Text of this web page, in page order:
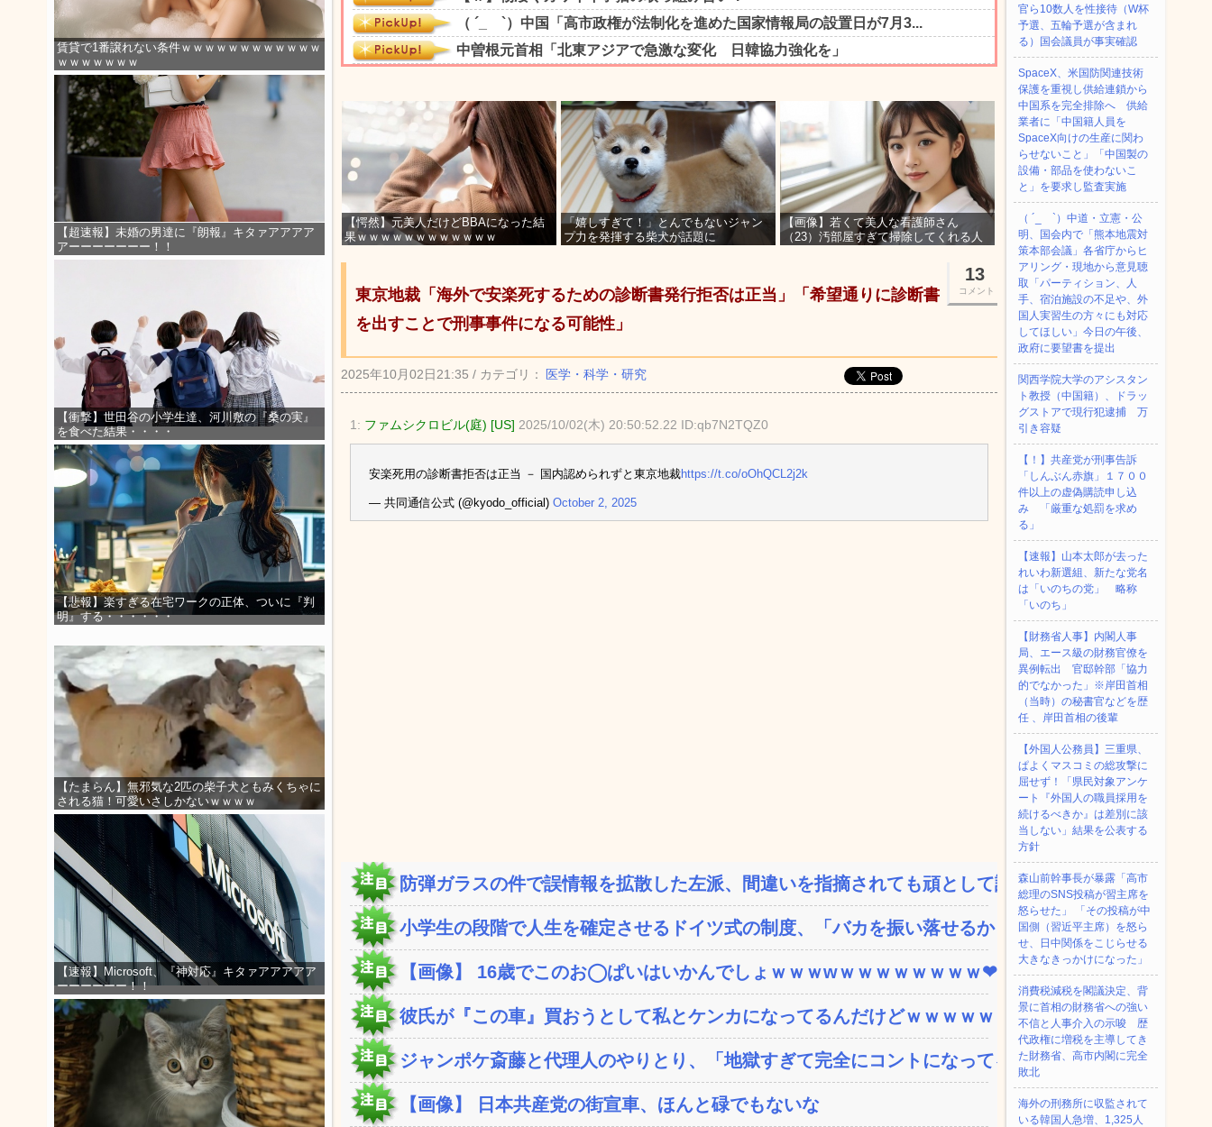
賃貸で1番譲れない条件ｗｗｗｗｗｗｗｗｗｗｗｗ
ｗｗｗｗｗｗｗ
【超速報】未婚の男達に『朗報』キタァアアアア
アーーーーーーー！！
【衝撃】世田谷の小学生達、河川敷の『桑の実』
を食べた結果・・・・
【悲報】楽すぎる在宅ワークの正体、ついに『判
明』する・・・・・・
【たまらん】無邪気な2匹の柴子犬ともみくちゃに
される猫！可愛いさしかないｗｗｗｗ
【速報】Microsoft、『神対応』キタァアアアアア
ーーーーーー！！
【愕然】元美人だけどBBAになった結
果ｗｗｗｗｗｗｗｗｗｗｗｗ
「嬉しすぎて！」とんでもないジャン
プ力を発揮する柴犬が話題に
【画像】若くて美人な看護師さん
（23）汚部屋すぎて掃除してくれる人
13
コメント
東京地裁「海外で安楽死するための診断書発行拒否は正当」「希望通りに診断書
を出すことで刑事事件になる可能性」
2025年10月02日21:35 / カテゴリ： 医学・科学・研究
1: ファムシクロビル(庭) [US] 2025/10/02(木) 20:50:52.22 ID:qb7N2TQZ0
安楽死用の診断書拒否は正当 － 国内認められずと東京地裁https://t.co/oOhQCL2j2k
— 共同通信公式 (@kyodo_official) October 2, 2025
防弾ガラスの件で誤情報を拡散した左派、間違いを指摘されても頑として認め...
小学生の段階で人生を確定させるドイツ式の制度、「バカを振い落せるから合...
【画像】 16歳でこのお◯ぱいはいかんでしょｗｗｗwｗｗｗｗｗｗｗｗ❤
彼氏が『この車』買おうとして私とケンカになってるんだけどｗｗｗｗｗｗ
ジャンポケ斎藤と代理人のやりとり、「地獄すぎて完全にコントになってる…...
【画像】 日本共産党の街宣車、ほんと碌でもないな
官ら10数人を性接待（W杯
予選、五輪予選が含まれ
る）国会議員が事実確認
SpaceX、米国防関連技術
保護を重視し供給連鎖から
中国系を完全排除へ 供給
業者に「中国籍人員を
SpaceX向けの生産に関わ
らせないこと」「中国製の
設備・部品を使わないこ
と」を要求し監査実施
（ ´_ゝ`）中道・立憲・公
明、国会内で「熊本地震対
策本部会議」各省庁からヒ
アリング・現地から意見聴
取「パーティション、人
手、宿泊施設の不足や、外
国人実習生の方々にも対応
してほしい」今日の午後、
政府に要望書を提出
関西学院大学のアシスタン
ト教授（中国籍）、ドラッ
グストアで現行犯逮捕 万
引き容疑
【！】共産党が刑事告訴
「しんぶん赤旗」１７００
件以上の虚偽購読申し込
み 「厳重な処罰を求め
る」
【速報】山本太郎が去った
れいわ新選組、新たな党名
は「いのちの党」 略称
「いのち」
【財務省人事】内閣人事
局、エース級の財務官僚を
異例転出 官邸幹部「協力
的でなかった」※岸田首相
（当時）の秘書官などを歴
任 、岸田首相の後輩
【外国人公務員】三重県、
ぱよくマスコミの総攻撃に
屈せず！「県民対象アンケ
ート『外国人の職員採用を
続けるべきか』は差別に該
当しない」結果を公表する
方針
森山前幹事長が暴露「高市
総理のSNS投稿が習主席を
怒らせた」 「その投稿が中
国側（習近平主席）を怒ら
せ、日中関係をこじらせる
大きなきっかけになった」
消費税減税を閣議決定、背
景に首相の財務省への強い
不信と人事介入の示唆 歴
代政権に増税を主導してき
た財務省、高市内閣に完全
敗北
海外の刑務所に収監されて
いる韓国人急増、1,325人